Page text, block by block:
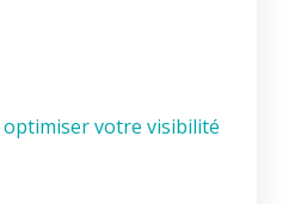
optimiser votre visibilité